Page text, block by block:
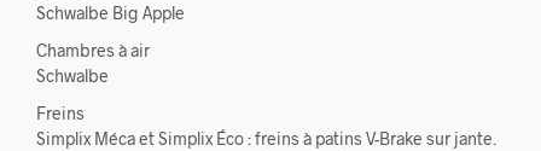
Schwalbe Big Apple
Chambres à air
Schwalbe
Freins
Simplix Méca et Simplix Éco : freins à patins V-Brake sur jante.